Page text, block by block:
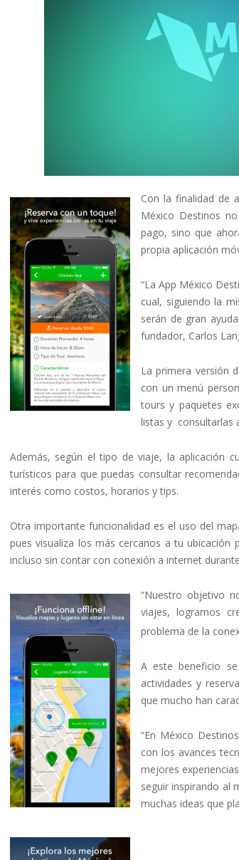
Con la finalidad de
México Destinos
pago, sino que
propia aplicación
“La App México
cual, siguiendo la
serán de gran
fundador, Carlos
La primera versión
con un menú
tours y paquetes
listas y consultarlas
Además, según el tipo de viaje, la aplicación
turísticos para que puedas consultar
interés como costos, horarios y tips.
Otra importante funcionalidad es el uso del
pues visualiza los más cercanos a tu ubicación
incluso sin contar con conexión a internet
“Nuestro objetivo
viajes, logramos
problema de la
A este beneficio
actividades y
que mucho han
“En México
con los avances
mejores
seguir inspirando al
muchas ideas que